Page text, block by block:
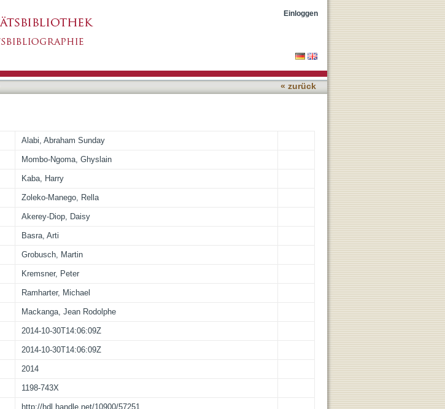
Einloggen
« zurück
Alabi, Abraham Sunday
Mombo-Ngoma, Ghyslain
Kaba, Harry
Zoleko-Manego, Rella
Akerey-Diop, Daisy
Basra, Arti
Grobusch, Martin
Kremsner, Peter
Ramharter, Michael
Mackanga, Jean Rodolphe
2014-10-30T14:06:09Z
2014-10-30T14:06:09Z
2014
1198-743X
http://hdl.handle.net/10900/57251